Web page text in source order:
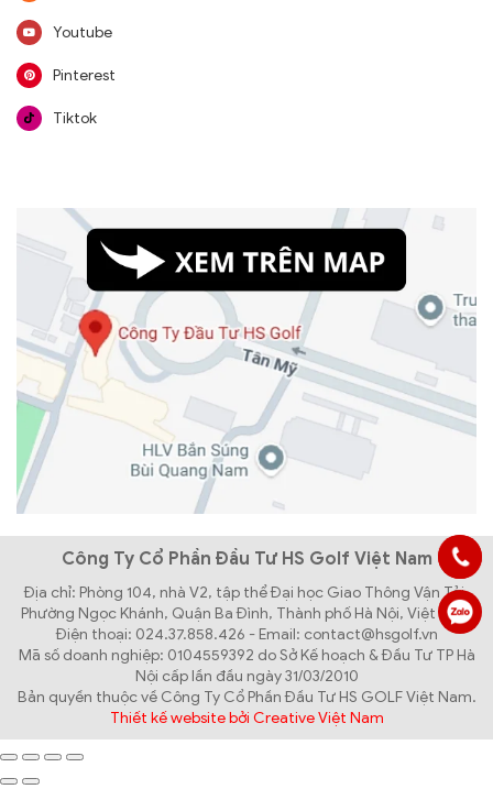
Youtube
Pinterest
Tiktok
Công Ty Cổ Phần Đầu Tư HS Golf Việt Nam
Địa chỉ: Phòng 104, nhà V2, tập thể Đại học Giao Thông Vận Tải,
Phường Ngọc Khánh, Quận Ba Đình, Thành phố Hà Nội, Việt Nam
Điện thoại: 024.37.858.426 - Email: contact@hsgolf.vn
Mã số doanh nghiệp: 0104559392 do Sở Kế hoạch & Đầu Tư TP Hà
Nội cấp lần đầu ngày 31/03/2010
Bản quyền thuộc về Công Ty Cổ Phần Đầu Tư HS GOLF Việt Nam.
Thiết kế website bởi Creative Việt Nam